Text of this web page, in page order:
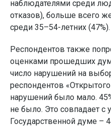
наблюдателями среди
отказов), больше всего
среди 35–54-летних (47%).
Респондентов также
оценками прошедших
число нарушений на
респондентов
нарушений было мало.
не было. Это совпадает
Государственной думе –